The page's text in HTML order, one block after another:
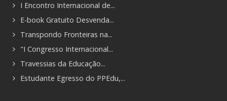
I Encontro Internacional de...
E-book Gratuito Desvenda...
Transpondo Fronteiras na...
"I Congresso Internacional...
Travessias da Educação...
Estudante Egresso do PPEdu,...